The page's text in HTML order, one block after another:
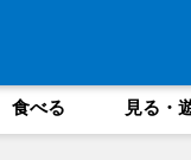
食べる 見る・